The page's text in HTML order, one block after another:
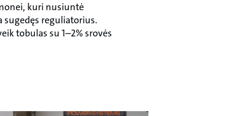
kuri nusiuntė
sugedęs reguliatorius.
tobulas su 1–2% srovės